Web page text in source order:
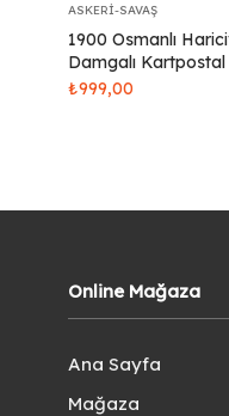
ASKERI-SAVAŞ
1900 Osmanlı
Damgalı Kartpostal
₺999,00
Online Mağaza
Ana Sayfa
Mağaza